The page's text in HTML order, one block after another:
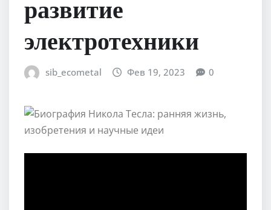
развитие
электротехники
sib_ecometal Фев 19, 2023 0